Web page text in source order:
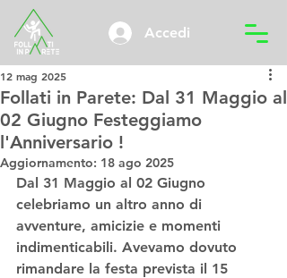
Accedi
Follati in Parete: Dal 31 Maggio al
02 Giugno Festeggiamo
l'Anniversario !
12 mag 2025
Aggiornamento: 18 ago 2025
Dal 31 Maggio al 02 Giugno
celebriamo un altro anno di
avventure, amicizie e momenti
indimenticabili. Avevamo dovuto
rimandare la festa prevista il 15